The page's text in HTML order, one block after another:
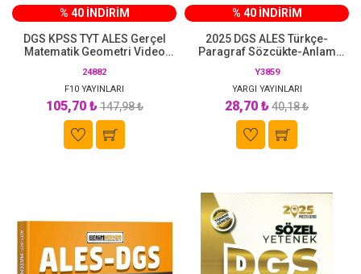
% 40 İNDİRİM
DGS KPSS TYT ALES Gerçel
Matematik Geometri Video
24882
F10 YAYINLARI
105,70 ₺147,98 ₺
% 40 İNDİRİM
2025 DGS ALES Türkçe-
Paragraf Sözcükte-Anlam
Notları Yargı Yayınları
Y3859
YARGI YAYINLARI
28,70 ₺40,18 ₺